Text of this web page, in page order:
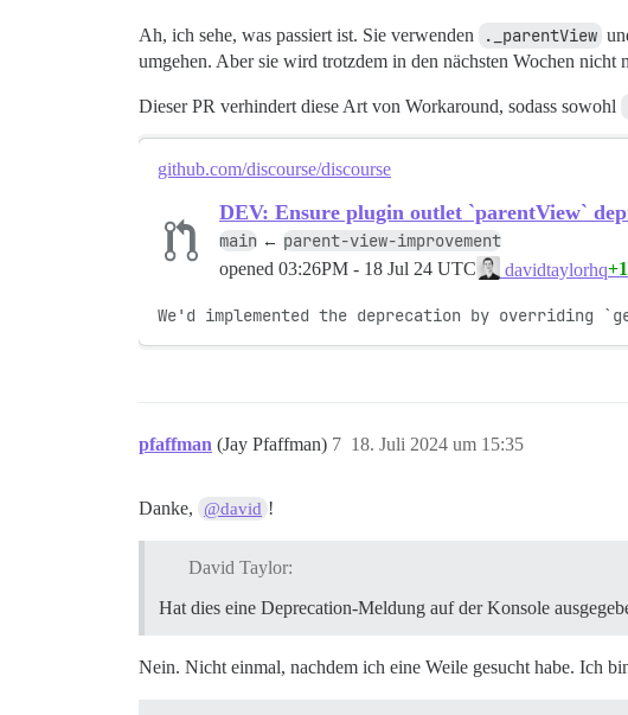
Ah, ich sehe, was passiert ist. Sie verwenden ._parentView
umgehen. Aber sie wird trotzdem in den nächsten Wochen nicht
Dieser PR verhindert diese Art von Workaround, sodass sowohl
github.com/discourse/discourse
DEV: Ensure plugin outlet `parentView`
main ← parent-view-improvement
opened 03:26PM - 18 Jul 24 UTC davidtaylorhq
We'd implemented the deprecation by overriding
pfaffman (Jay Pfaffman) 18. Juli 2024 um 15:35
7
Danke, @david !
David Taylor:
Hat dies eine Deprecation-Meldung auf der Konsole
Nein. Nicht einmal, nachdem ich eine Weile gesucht habe. Ich